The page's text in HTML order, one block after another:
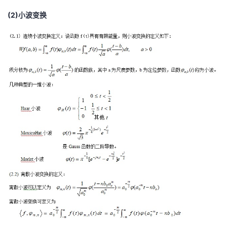
(2)小波变换